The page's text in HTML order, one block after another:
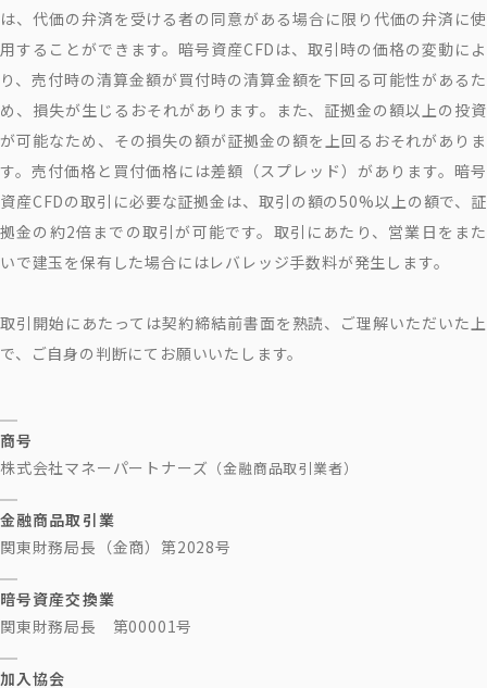
は、代価の弁済を受ける者の同意がある場合に限り代価の弁済に使
用することができます。暗号資産CFDは、取引時の価格の変動によ
り、売付時の清算金額が買付時の清算金額を下回る可能性があるた
め、損失が生じるおそれがあります。また、証拠金の額以上の投資
が可能なため、その損失の額が証拠金の額を上回るおそれがありま
す。売付価格と買付価格には差額（スプレッド）があります。暗号
資産CFDの取引に必要な証拠金は、取引の額の50%以上の額で、証
拠金の約2倍までの取引が可能です。取引にあたり、営業日をまた
いで建玉を保有した場合にはレバレッジ手数料が発生します。
取引開始にあたっては契約締結前書面を熟読、ご理解いただいた上
で、ご自身の判断にてお願いいたします。
商号
株式会社マネーパートナーズ （金融商品取引業者）
金融商品取引業
関東財務局長（金商）第2028号
暗号資産交換業
関東財務局長 第00001号
加入協会